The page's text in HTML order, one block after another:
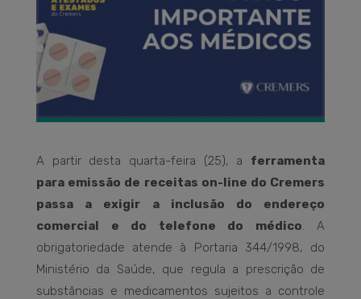
A partir desta quarta-feira (25), a ferramenta
para emissão de receitas on-line do Cremers
passa a exigir a inclusão do endereço
comercial e do telefone do médico. A
obrigatoriedade atende à Portaria 344/1998, do
Ministério da Saúde, que regula a prescrição de
substâncias e medicamentos sujeitos a controle